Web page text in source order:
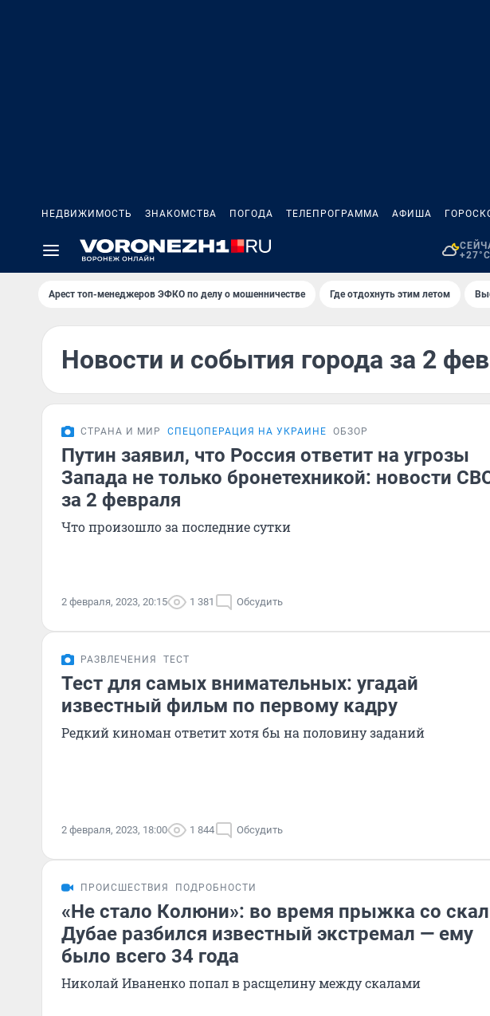
НЕДВИЖИМОСТЬ ЗНАКОМСТВА ПОГОДА ТЕЛЕПРОГРАММА АФИША
+27°C
Арест топ-менеджеров ЭФКО по делу о мошенничестве Где отдохнуть этим летом
Новости и события города за 2
СТРАНА И МИР СПЕЦОПЕРАЦИЯ НА УКРАИНЕ ОБЗОР
Путин заявил, что Россия ответит на угрозы
Запада не только бронетехникой: новости
за 2 февраля
Что произошло за последние сутки
2 февраля, 2023, 20:15 1 381 Обсудить
РАЗВЛЕЧЕНИЯ ТЕСТ
Тест для самых внимательных: угадай
известный фильм по первому кадру
Редкий киноман ответит хотя бы на половину заданий
2 февраля, 2023, 18:00 1 844 Обсудить
ПРОИСШЕСТВИЯ ПОДРОБНОСТИ
«Не стало Колюни»: во время прыжка со
Дубае разбился известный экстремал — ему
было всего 34 года
Николай Иваненко попал в расщелину между скалами